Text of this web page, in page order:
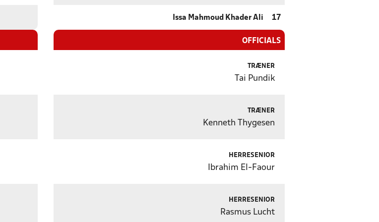
Issa Mahmoud Khader Ali 17
OFFICIALS
TRÆNER
Tai Pundik
TRÆNER
Kenneth Thygesen
HERRESENIOR
Ibrahim El-Faour
HERRESENIOR
Rasmus Lucht